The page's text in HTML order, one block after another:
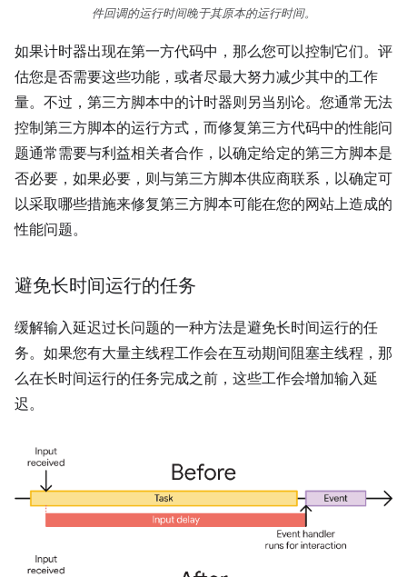
件回调的运行时间晚于其原本的运行时间。
如果计时器出现在第一方代码中，那么您可以控制它们。评
估您是否需要这些功能，或者尽最大努力减少其中的工作
量。不过，第三方脚本中的计时器则另当别论。您通常无法
控制第三方脚本的运行方式，而修复第三方代码中的性能问
题通常需要与利益相关者合作，以确定给定的第三方脚本是
否必要，如果必要，则与第三方脚本供应商联系，以确定可
以采取哪些措施来修复第三方脚本可能在您的网站上造成的
性能问题。
避免长时间运行的任务
缓解输入延迟过长问题的一种方法是避免长时间运行的任
务。如果您有大量主线程工作会在互动期间阻塞主线程，那
么在长时间运行的任务完成之前，这些工作会增加输入延
迟。